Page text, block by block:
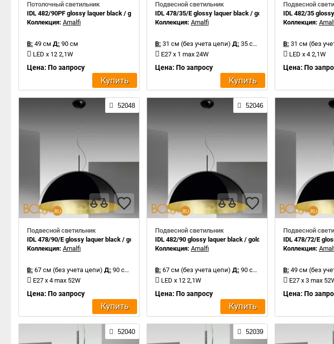
Потолочный светильник
IDL 482/90PF glossy laquer black / gold leaf inside
Коллекция: Amalfi
В: 49 см Д: 90 см
LED x 12 2,1W
Цена: По запросу
Купить
Подвесной светильник
IDL 478/35/E glossy laquer black / gold leaf inside
Коллекция: Amalfi
В: 31 см (без учета цепи) Д: 35 см
E27 x 1 max 24W
Цена: По запросу
Купить
Подвесной
IDL 482/35
Коллекция:
В: 31 см (без
LED x 4 2,1W
Цена: По
52048
Подвесной светильник
IDL 478/90/E glossy laquer black / gold leaf inside
Коллекция: Amalfi
В: 67 см (без учета цепи) Д: 90 см
E27 x 4 max 52W
Цена: По запросу
Купить
52046
Подвесной светильник
IDL 482/90 glossy laquer black / gold leaf inside
Коллекция: Amalfi
В: 67 см (без учета цепи) Д: 90 см
LED x 12 2,1W
Цена: По запросу
Купить
Подвесной
IDL 478/72/E
Коллекция:
В: 49 см (без
E27 x 3 max
Цена: По
52040 52039